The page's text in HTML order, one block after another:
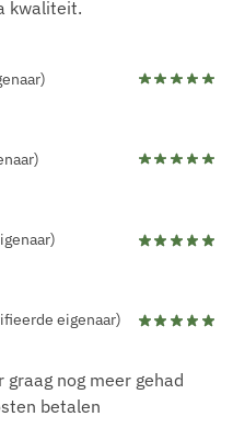
kwaliteit.
eigenaar)
nog meer gehad
betalen